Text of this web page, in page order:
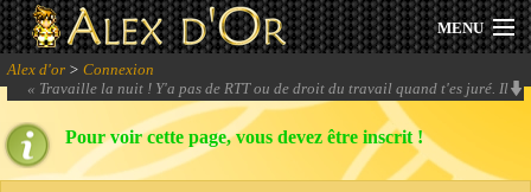
MENU
Actualités
Session 2026
Alex d'or > Connexion
« Travaille la nuit ! Y'a pas de RTT ou de droit du travail quand t'es juré. Il
faut juste des tests, toujours des tests, encore des tests.
Pour voir cette page, vous devez être inscrit !